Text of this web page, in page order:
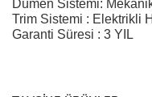
Dümen Sistemi:
Trim Sistemi : Elektrikli
Garanti Süresi : 3 YIL
Bu ürünün fiyat bilgisi,